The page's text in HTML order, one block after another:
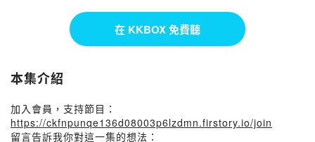
在 KKBOX 免費聽
本集介紹
加入會員，支持節目：
https://ckfnpunqe136d08003p6lzdmn.firstory.io/join
留言告訴我你對這一集的想法：